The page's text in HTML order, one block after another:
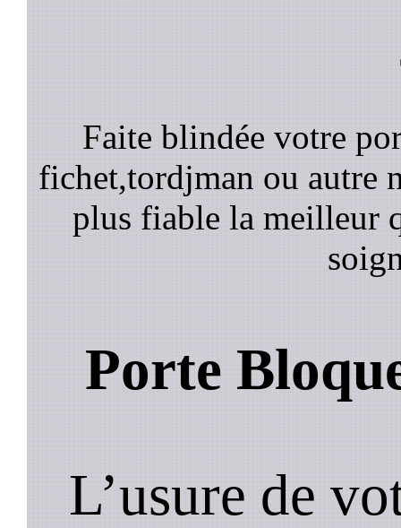
Faite blindée votre
fichet,tordjman ou autre
plus fiable la meilleur
Porte
L’usure de